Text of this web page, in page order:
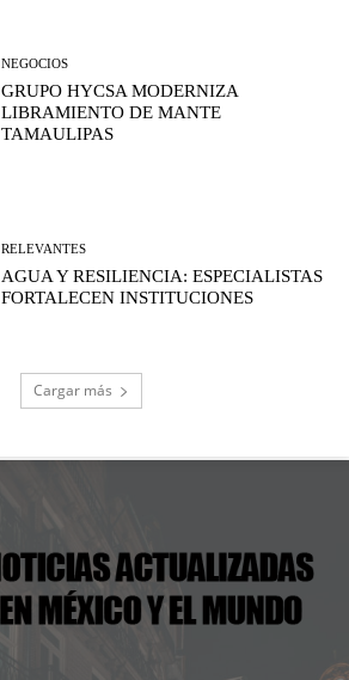
NEGOCIOS
GRUPO HYCSA MODERNIZA
LIBRAMIENTO DE MANTE
TAMAULIPAS
RELEVANTES
AGUA Y RESILIENCIA: ESPECIALISTAS
FORTALECEN INSTITUCIONES
Cargar más